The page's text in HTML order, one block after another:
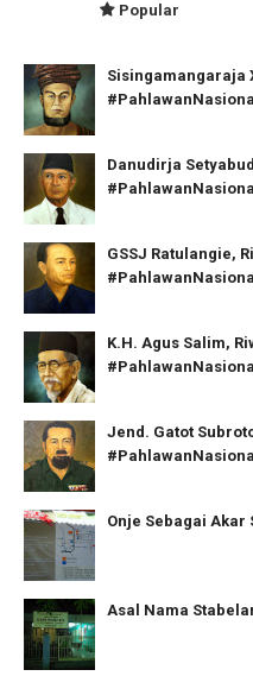
Popular
Sisingamangaraja
Danudirja
GSSJ Ratulangie,
K.H. Agus Salim,
Jend. Gatot
Onje Sebagai
Asal Nama